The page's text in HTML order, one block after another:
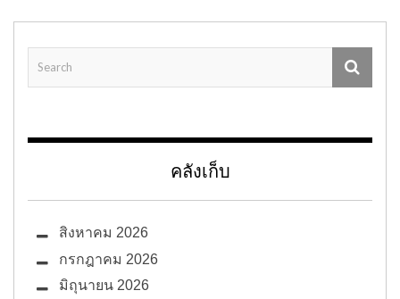
คลังเก็บ
สิงหาคม 2026
กรกฎาคม 2026
มิถุนายน 2026